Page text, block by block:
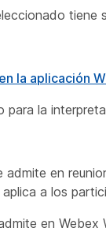
la aplicación
la
admite en
a los
en